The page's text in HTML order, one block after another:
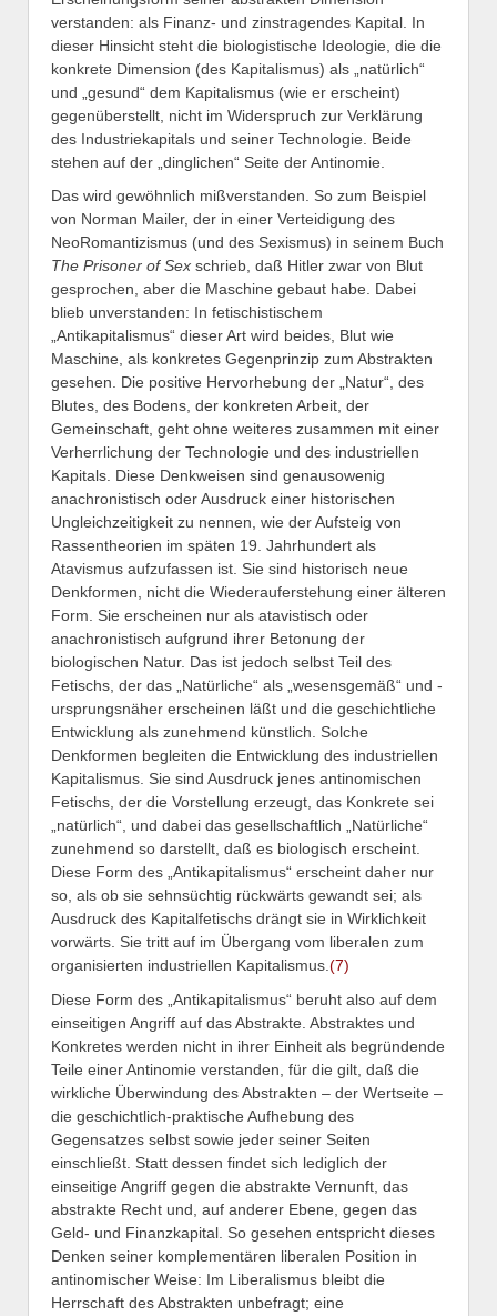
verstanden: als Finanz- und zinstragendes Kapital. In
dieser Hinsicht steht die biologistische Ideologie, die die
konkrete Dimension (des Kapitalismus) als „natürlich“
und „gesund“ dem Kapitalismus (wie er erscheint)
gegenüberstellt, nicht im Widerspruch zur Verklärung
des Industriekapitals und seiner Technologie. Beide
stehen auf der „dinglichen“ Seite der Antinomie.
Das wird gewöhnlich mißverstanden. So zum Beispiel
von Norman Mailer, der in einer Verteidigung des
NeoRomantizismus (und des Sexismus) in seinem Buch
The Prisoner of Sex schrieb, daß Hitler zwar von Blut
gesprochen, aber die Maschine gebaut habe. Dabei
blieb unverstanden: In fetischistischem
„Antikapitalismus“ dieser Art wird beides, Blut wie
Maschine, als konkretes Gegenprinzip zum Abstrakten
gesehen. Die positive Hervorhebung der „Natur“, des
Blutes, des Bodens, der konkreten Arbeit, der
Gemeinschaft, geht ohne weiteres zusammen mit einer
Verherrlichung der Technologie und des industriellen
Kapitals. Diese Denkweisen sind genausowenig
anachronistisch oder Ausdruck einer historischen
Ungleichzeitigkeit zu nennen, wie der Aufsteig von
Rassentheorien im späten 19. Jahrhundert als
Atavismus aufzufassen ist. Sie sind historisch neue
Denkformen, nicht die Wiederauferstehung einer älteren
Form. Sie erscheinen nur als atavistisch oder
anachronistisch aufgrund ihrer Betonung der
biologischen Natur. Das ist jedoch selbst Teil des
Fetischs, der das „Natürliche“ als „wesensgemäß“ und -
ursprungsnäher erscheinen läßt und die geschichtliche
Entwicklung als zunehmend künstlich. Solche
Denkformen begleiten die Entwicklung des industriellen
Kapitalismus. Sie sind Ausdruck jenes antinomischen
Fetischs, der die Vorstellung erzeugt, das Konkrete sei
„natürlich“, und dabei das gesellschaftlich „Natürliche“
zunehmend so darstellt, daß es biologisch erscheint.
Diese Form des „Antikapitalismus“ erscheint daher nur
so, als ob sie sehnsüchtig rückwärts gewandt sei; als
Ausdruck des Kapitalfetischs drängt sie in Wirklichkeit
vorwärts. Sie tritt auf im Übergang vom liberalen zum
organisierten industriellen Kapitalismus.(7)
Diese Form des „Antikapitalismus“ beruht also auf dem
einseitigen Angriff auf das Abstrakte. Abstraktes und
Konkretes werden nicht in ihrer Einheit als begründende
Teile einer Antinomie verstanden, für die gilt, daß die
wirkliche Überwindung des Abstrakten – der Wertseite –
die geschichtlich-praktische Aufhebung des
Gegensatzes selbst sowie jeder seiner Seiten
einschließt. Statt dessen findet sich lediglich der
einseitige Angriff gegen die abstrakte Vernunft, das
abstrakte Recht und, auf anderer Ebene, gegen das
Geld- und Finanzkapital. So gesehen entspricht dieses
Denken seiner komplementären liberalen Position in
antinomischer Weise: Im Liberalismus bleibt die
Herrschaft des Abstrakten unbefragt; eine